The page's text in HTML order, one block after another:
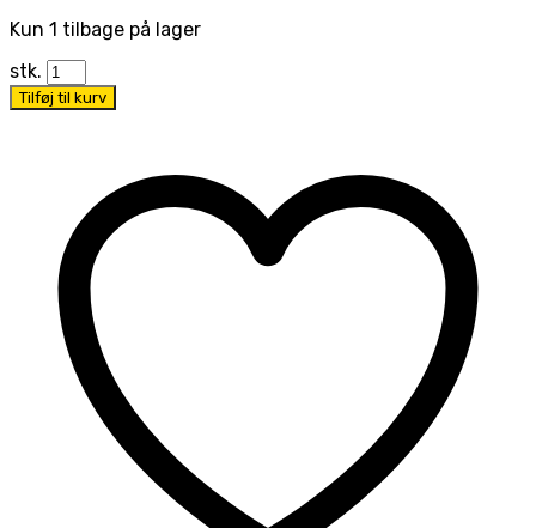
pris
pris
Kun 1 tilbage på lager
stk.
Tilføj til kurv